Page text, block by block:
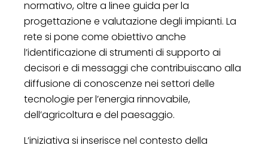
normativo, oltre a linee guida per la
progettazione e valutazione degli impianti. La
rete si pone come obiettivo anche
l’identificazione di strumenti di supporto ai
decisori e di messaggi che contribuiscano alla
diffusione di conoscenze nei settori delle
tecnologie per l’energia rinnovabile,
dell’agricoltura e del paesaggio.
L’iniziativa si inserisce nel contesto della